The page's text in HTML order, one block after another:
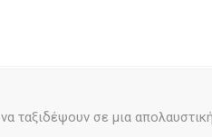
ταξιδέψουν σε μια